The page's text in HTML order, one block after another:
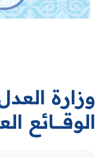
وزارة
‏الوقــــائع